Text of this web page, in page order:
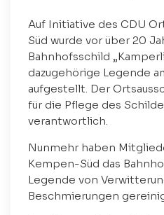
Auf Initiative des CDU
Süd wurde vor über 20
Bahnhofsschild
dazugehörige Legende
aufgestellt. Der
für die Pflege des
verantwortlich.
Nunmehr haben
Kempen-Süd das
Legende von
Beschmierungen